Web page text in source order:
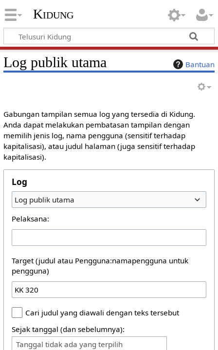
Kidung
Bantuan
Log publik utama
Gabungan tampilan semua log yang tersedia di Kidung.
Anda dapat melakukan pembatasan tampilan dengan
memilih jenis log, nama pengguna (sensitif terhadap
kapitalisasi), atau judul halaman (juga sensitif terhadap
kapitalisasi).
Log
Log publik utama
Pelaksana:
Target (judul atau Pengguna:namapengguna untuk
pengguna)
Cari judul yang diawali dengan teks tersebut
Sejak tanggal (dan sebelumnya):
Tanggal tidak ada yang terpilih